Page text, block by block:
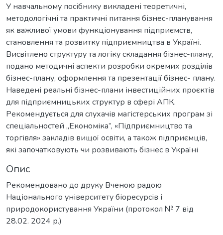
У навчальному посібнику викладені теоретичні,
методологічні та практичні питання бізнес-планування
як важливої умови функціонування підприємств,
становлення та розвитку підприємництва в Україні.
Висвітлено структуру та логіку складання бізнес-плану,
подано методичні аспекти розробки окремих розділів
бізнес-плану, оформлення та презентації бізнес- плану.
Наведені реальні бізнес-плани інвестиційних проєктів
для підприємницьких структур в сфері АПК.
Рекомендується для слухачів магістерських програм зі
спеціальностей „Економіка”, «Підприємництво та
торгівля» закладів вищої освіти, а також підприємців,
які започатковують чи розвивають бізнес в Україні
Опис
Рекомендовано до друку Вченою радою
Національного університету біоресурсів і
природокористування України (протокол № 7 від
28.02. 2024 р.)